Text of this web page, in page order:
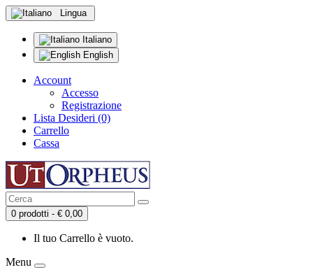
Lingua
Italiano
English
Account
Accesso
Registrazione
Lista Desideri (0)
Carrello
Cassa
0 prodotti - € 0,00
Il tuo Carrello è vuoto.
Menu